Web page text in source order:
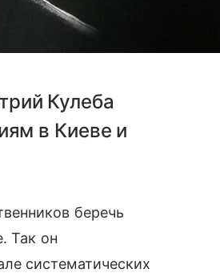
Кулеба
в Киеве и
беречь
Так он
систематических